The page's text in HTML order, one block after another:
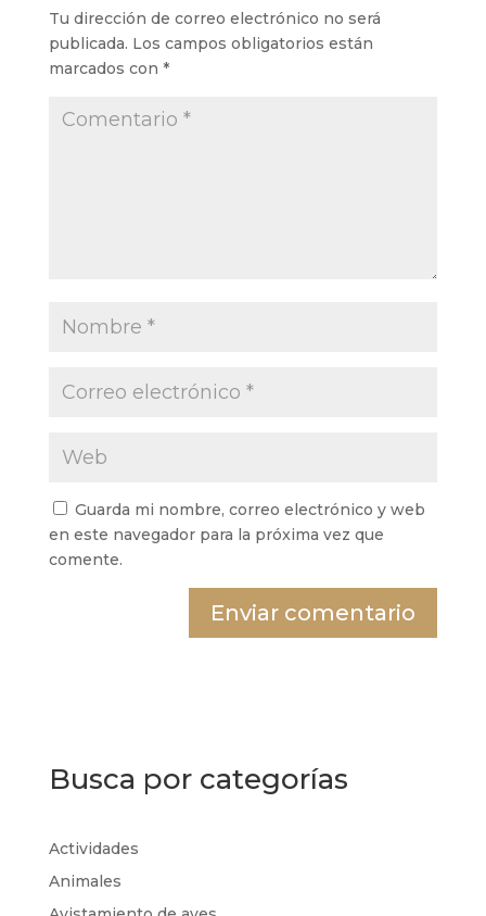
Tu dirección de correo electrónico no será
publicada. Los campos obligatorios están
marcados con *
Guarda mi nombre, correo electrónico y web
en este navegador para la próxima vez que
comente.
Busca por categorías
Actividades
Animales